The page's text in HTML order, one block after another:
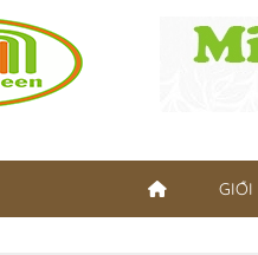
GIỚI